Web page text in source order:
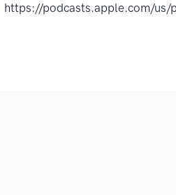
https://podcasts.apple.com/